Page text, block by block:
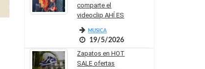
comparte el
videoclip AHÍ ES
MUSICA
19/5/2026
Zapatos en HOT
SALE ofertas